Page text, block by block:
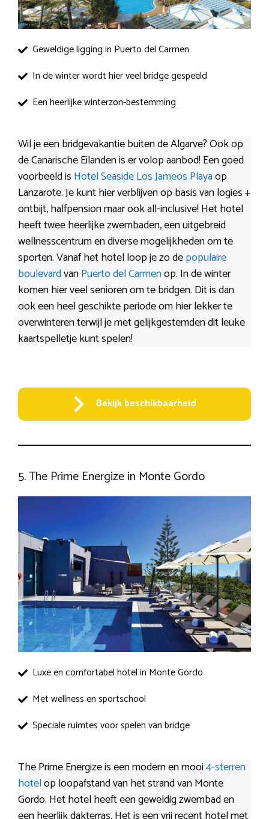
Geweldige ligging in Puerto del Carmen
In de winter wordt hier veel bridge gespeeld
Een heerlijke winterzon-bestemming
Wil je een bridgevakantie buiten de Algarve? Ook op
de Canarische Eilanden is er volop aanbod! Een goed
voorbeeld is Hotel Seaside Los Jameos Playaop
Lanzarote. Je kunt hier verblijven op basis van logies +
ontbijt, halfpension maar ook all-inclusive! Het hotel
heeft twee heerlijke zwembaden, een uitgebreid
wellnesscentrum en diverse mogelijkheden om te
sporten. Vanaf het hotel loop je zo depopulaire
boulevardvanPuerto del Carmenop. In de winter
komen hier veel senioren om te bridgen. Dit is dan
ook een heel geschikte periode om hier lekker te
overwinteren terwijl je met gelijkgestemden dit leuke
kaartspelletje kunt spelen!
Bekijk beschikbaarheid
5. The Prime Energize in Monte Gordo
Luxe en comfortabel hotel in Monte Gordo
Met wellness en sportschool
Speciale ruimtes voor spelen van bridge
The Prime Energize is een modern en mooi4-sterren
hotelop loopafstand van het strand van Monte
Gordo. Het hotel heeft een geweldig zwembad en